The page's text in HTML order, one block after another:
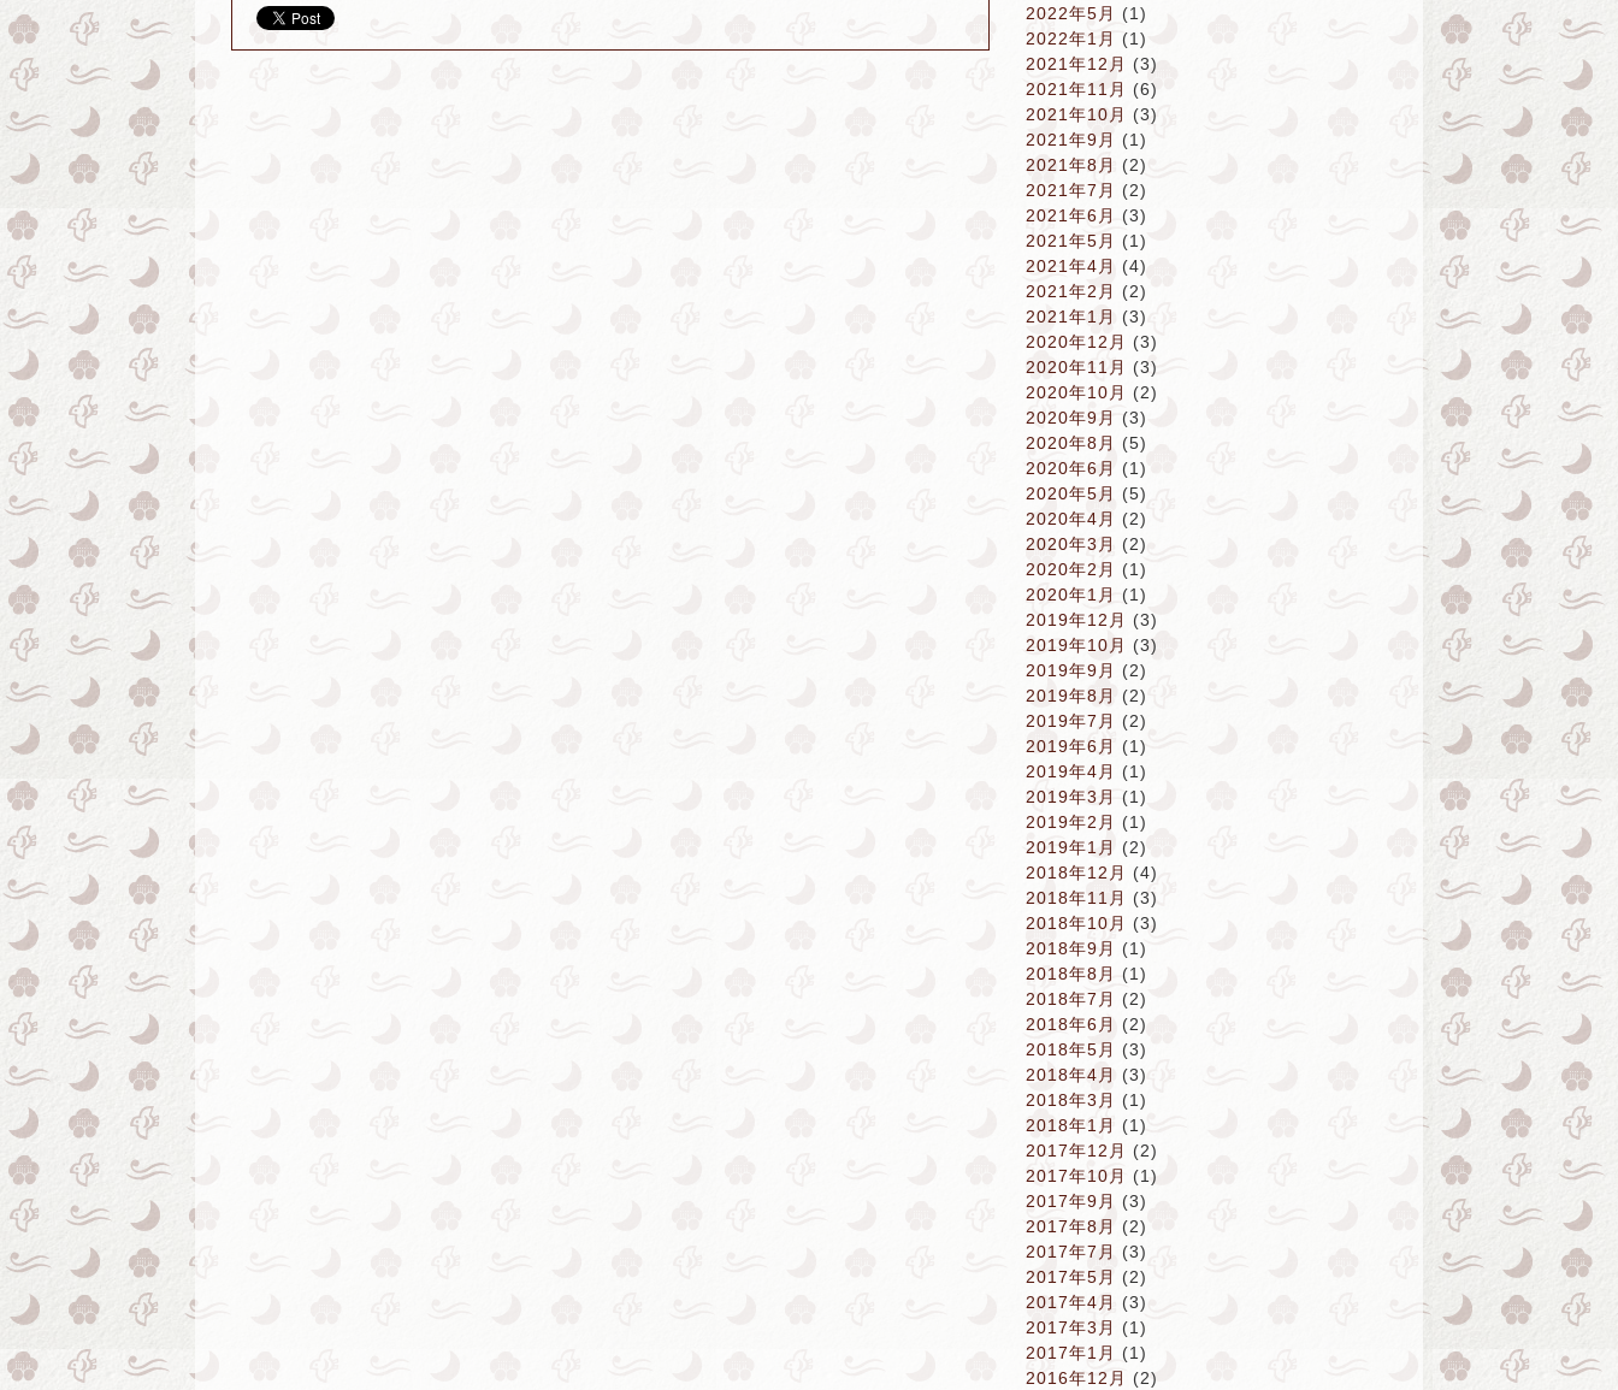
2022年5月
(1)
2022年1月
(1)
2021年12月 (3)
2021年11月
(6)
2021年10月 (3)
2021年9月
(1)
2021年8月 (2)
2021年7月
(2)
2021年6月
(3)
2021年5月 (1)
2021年4月
(4)
2021年2月 (2)
2021年1月 (3)
2020年12月
(3)
2020年11月
(3)
2020年10月
(2)
2020年9月
(3)
2020年8月 (5)
2020年6月
(1)
2020年5月
(5)
2020年4月
(2)
2020年3月
(2)
2020年2月
(1)
2020年1月 (1)
2019年12月
(3)
2019年10月
(3)
2019年9月
(2)
2019年8月
(2)
2019年7月
(2)
2019年6月 (1)
2019年4月
(1)
2019年3月 (1)
2019年2月
(1)
2019年1月
(2)
2018年12月 (4)
2018年11月
(3)
2018年10月 (3)
2018年9月 (1)
2018年8月 (1)
2018年7月
(2)
2018年6月 (2)
2018年5月
(3)
2018年4月
(3)
2018年3月
(1)
2018年1月
(1)
2017年12月
(2)
2017年10月
(1)
2017年9月 (3)
2017年8月
(2)
2017年7月
(3)
2017年5月
(2)
2017年4月
(3)
2017年3月 (1)
2017年1月
(1)
2016年12月
(2)